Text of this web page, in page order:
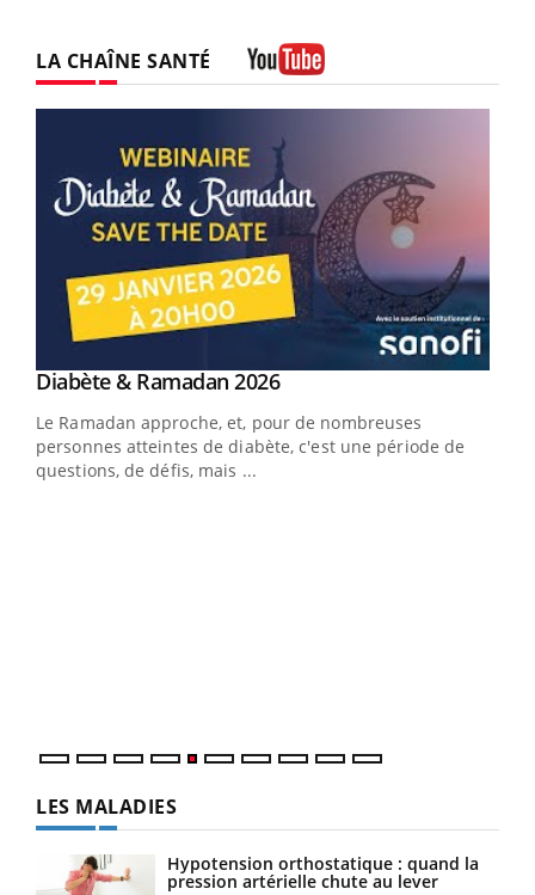
LA CHAÎNE SANTÉ
Youtube
Diabète & Ramadan 2026Youtube
Le Ramadan approche, et, pour de nombreuses
personnes atteintes de diabète, c'est une période de
questions, de défis, mais ...
LES MALADIES
Hypotension orthostatique : quand la
pression artérielle chute au lever